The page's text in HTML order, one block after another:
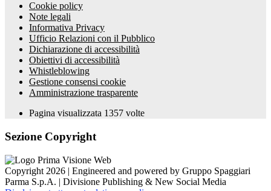
Cookie policy
Note legali
Informativa Privacy
Ufficio Relazioni con il Pubblico
Dichiarazione di accessibilità
Obiettivi di accessibilità
Whistleblowing
Gestione consensi cookie
Amministrazione trasparente
Pagina visualizzata 1357 volte
Sezione Copyright
Copyright 2026 | Engineered and powered by Gruppo Spaggiari
Parma S.p.A. | Divisione Publishing & New Social Media